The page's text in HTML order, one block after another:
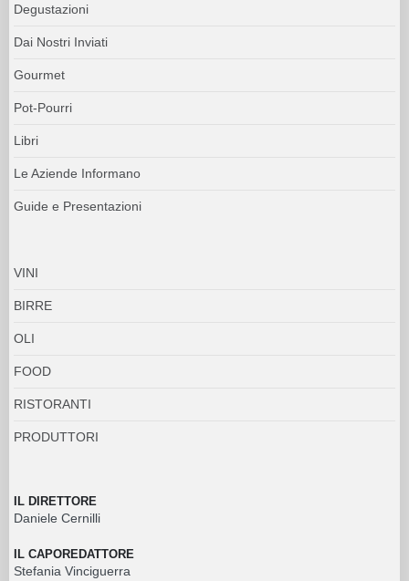
Degustazioni
Dai Nostri Inviati
Gourmet
Pot-Pourri
Libri
Le Aziende Informano
Guide e Presentazioni
VINI
BIRRE
OLI
FOOD
RISTORANTI
PRODUTTORI
IL DIRETTORE
Daniele Cernilli
IL CAPOREDATTORE
Stefania Vinciguerra